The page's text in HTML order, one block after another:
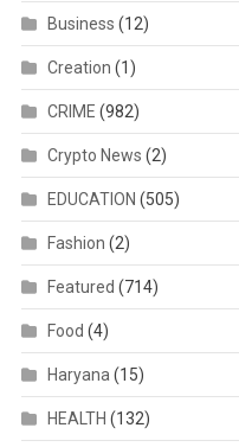
Business (12)
Creation (1)
CRIME (982)
Crypto News (2)
EDUCATION (505)
Fashion (2)
Featured (714)
Food (4)
Haryana (15)
HEALTH (132)